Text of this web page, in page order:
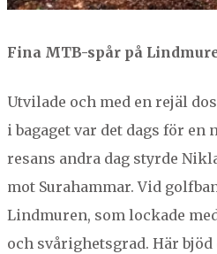
Fina MTB-spår på
Utvilade och med en rejäl
i bagaget var det dags för en
resans andra dag styrde
mot Sura­ham­mar. Vid
Lind­muren, som lock­ade
och svårighets­grad. Här